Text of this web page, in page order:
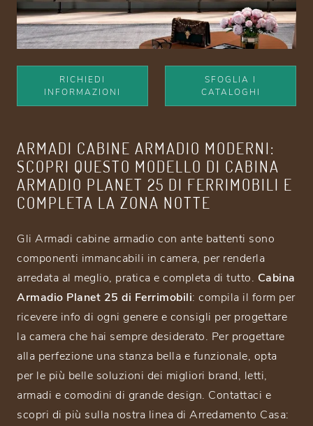
RICHIEDI
INFORMAZIONI
SFOGLIA I
CATALOGHI
ARMADI CABINE ARMADIO MODERNI:
SCOPRI QUESTO MODELLO DI CABINA
ARMADIO PLANET 25 DI FERRIMOBILI E
COMPLETA LA ZONA NOTTE
Gli Armadi cabine armadio con ante battenti sono
componenti immancabili in camera, per renderla
arredata al meglio, pratica e completa di tutto. Cabina
Armadio Planet 25 di Ferrimobili: compila il form per
ricevere info di ogni genere e consigli per progettare
la camera che hai sempre desiderato. Per progettare
alla perfezione una stanza bella e funzionale, opta
per le più belle soluzioni dei migliori brand, letti,
armadi e comodini di grande design. Contattaci e
scopri di più sulla nostra linea di Arredamento Casa: